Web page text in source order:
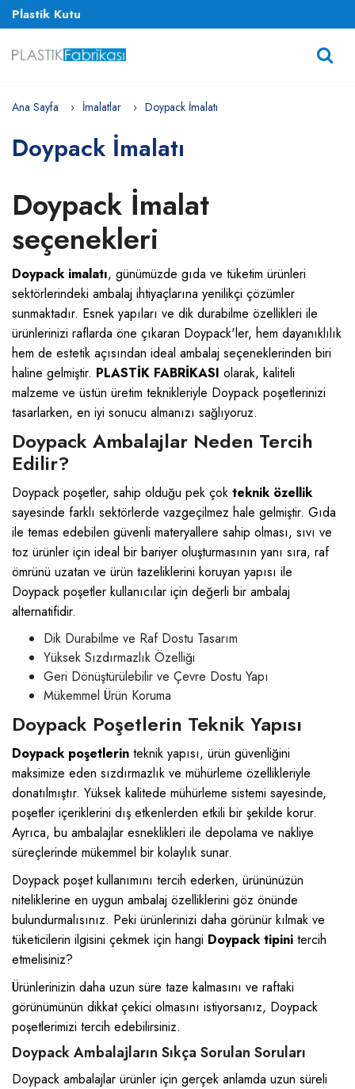
Plastik Kutu
Ana Sayfa İmalatlar Doypack İmalatı
Doypack İmalatı
Doypack İmalat
seçenekleri
Doypack imalatı, günümüzde gıda ve tüketim ürünleri
sektörlerindeki ambalaj ihtiyaçlarına yenilikçi çözümler
sunmaktadır. Esnek yapıları ve dik durabilme özellikleri ile
ürünlerinizi raflarda öne çıkaran Doypack'ler, hem dayanıklılık
hem de estetik açısından ideal ambalaj seçeneklerinden biri
haline gelmiştir. PLASTİK FABRİKASI olarak, kaliteli
malzeme ve üstün üretim teknikleriyle Doypack poşetlerinizi
tasarlarken, en iyi sonucu almanızı sağlıyoruz.
Doypack Ambalajlar Neden Tercih
Edilir?
Doypack poşetler, sahip olduğu pek çok teknik özellik
sayesinde farklı sektörlerde vazgeçilmez hale gelmiştir. Gıda
ile temas edebilen güvenli materyallere sahip olması, sıvı ve
toz ürünler için ideal bir bariyer oluşturmasının yanı sıra, raf
ömrünü uzatan ve ürün tazeliklerini koruyan yapısı ile
Doypack poşetler kullanıcılar için değerli bir ambalaj
alternatifidir.
Dik Durabilme ve Raf Dostu Tasarım
Yüksek Sızdırmazlık Özelliği
Geri Dönüştürülebilir ve Çevre Dostu Yapı
Mükemmel Ürün Koruma
Doypack Poşetlerin Teknik Yapısı
Doypack poşetlerin teknik yapısı, ürün güvenliğini
maksimize eden sızdırmazlık ve mühürleme özellikleriyle
donatılmıştır. Yüksek kalitede mühürleme sistemi sayesinde,
poşetler içeriklerini dış etkenlerden etkili bir şekilde korur.
Ayrıca, bu ambalajlar esneklikleri ile depolama ve nakliye
süreçlerinde mükemmel bir kolaylık sunar.
Doypack poşet kullanımını tercih ederken, ürününüzün
niteliklerine en uygun ambalaj özelliklerini göz önünde
bulundurmalısınız. Peki ürünlerinizi daha görünür kılmak ve
tüketicilerin ilgisini çekmek için hangi Doypack tipini tercih
etmelisiniz?
Ürünlerinizin daha uzun süre taze kalmasını ve raftaki
görünümünün dikkat çekici olmasını istiyorsanız, Doypack
poşetlerimizi tercih edebilirsiniz.
Doypack Ambalajların Sıkça Sorulan Soruları
Doypack ambalajlar ürünler için gerçek anlamda uzun süreli